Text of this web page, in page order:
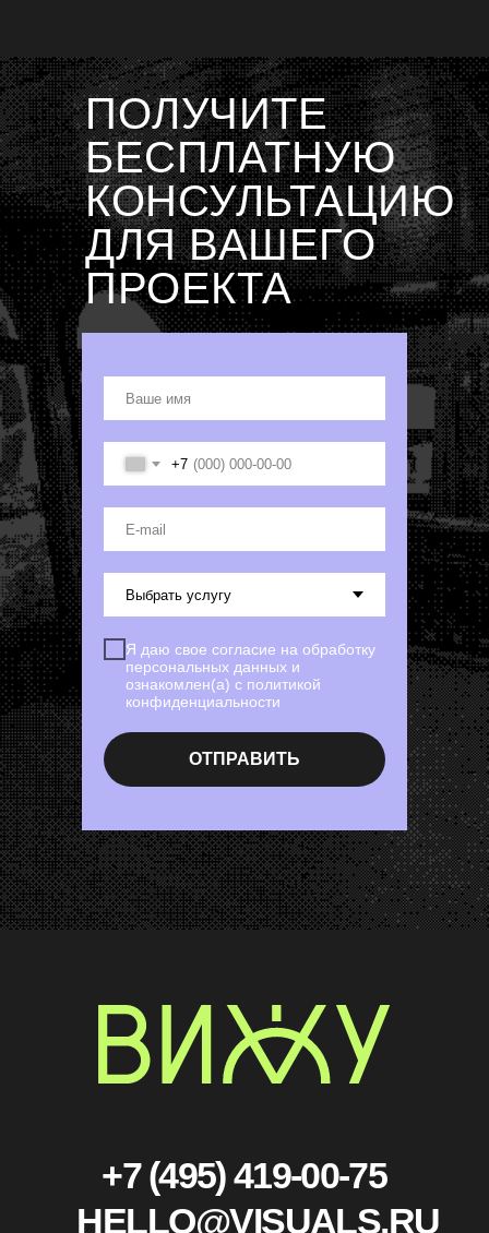
Продолжая использовать сайт, вы соглашаетесь на
использование файлов cookie
Ваше имя
+7
E-mail
Я даю свое согласие на обработку
персональных данных и
ознакомлен(а) с политикой
конфиденциальности
ОТПРАВИТЬ
ПОЛУЧИТЕ
БЕСПЛАТНУЮ
КОНСУЛЬТАЦИЮ
ДЛЯ ВАШЕГО
ПРОЕКТА
МУЗЕИ ПОД КЛЮЧ
КОРПОРАТИВНЫЕ МУЗЕИ
МУЛЬТИМЕДИЙНЫЕ РЕШЕНИЯ
ВЫСТАВОЧНЫЕ ПРОСТРАНСТВА
БЛОГ
КОНТАКТЫ
СОГЛАСИЕ НА ОБРАБОТКУ
ПЕРСОНАЛЬНЫХ ДАННЫХ
ПОЛИТИКА КОНФИДЕНЦИАЛЬНОСТИ
ПРЕЗЕНТАЦИЯ
ШОУРИЛ
СМИ О НАС
ПРИСОЕДИНЯЙТЕСЬ